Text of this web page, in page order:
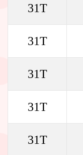
31T
31T
31T
31T
31T